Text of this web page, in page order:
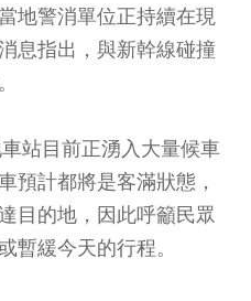
地警消單位正持續在現
息指出，與新幹線碰撞
站目前正湧入大量候車
預計都將是客滿狀態，
目的地，因此呼籲民眾
暫緩今天的行程。